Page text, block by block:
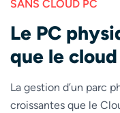
SANS CLOUD PC
Le PC
que le
La gestion d’un parc
croissantes que le